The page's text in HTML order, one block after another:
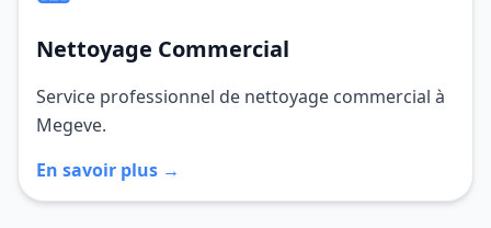
Nettoyage Commercial
Service professionnel de nettoyage commercial à
Megeve.
En savoir plus →